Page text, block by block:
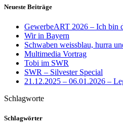
Neueste Beiträge
GewerbeART 2026 – Ich bin
Wir in Bayern
Schwaben weissblau, hurra
Multimedia Vortrag
Tobi im SWR
SWR – Silvester Special
21.12.2025 – 06.01.2026 –
Schlagworte
Schlagwörter